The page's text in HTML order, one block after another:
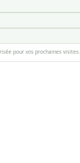
pour vos prochaines visites.